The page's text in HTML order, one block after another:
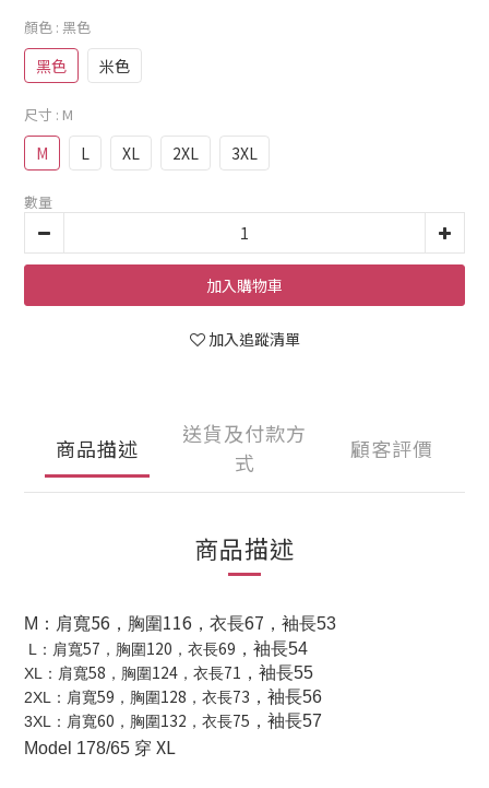
顏色 : 黑色
黑色 米色
尺寸 : M
M L XL 2XL 3XL
數量
加入購物車
加入追蹤清單
商品描述
送貨及付款方
式
顧客評價
商品描述
M ：肩寬56 ，胸圍 116 ，衣長67 ，袖長53
L ：肩寬57 ，胸圍120 ，衣長69 ，袖長54
XL ：肩寬58 ，胸圍124 ，衣長71 ，袖長55
2XL ：肩寬59 ，胸圍128 ，衣長73 ，袖長56
3XL ：肩寬60 ，胸圍132 ，衣長75 ，袖長57
Model 178/65 穿 XL